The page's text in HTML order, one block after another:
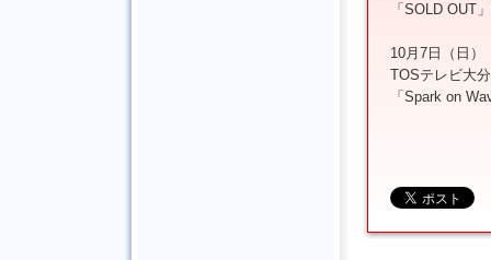
「SOLD OUT」
10月7日（日）
TOSテレビ大
「Spark on